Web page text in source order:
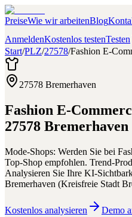
PreiseWie wir arbeitenBlog
AnmeldenKostenlos testenTesten
Start/PLZ/27578/Fashion E-
27578 Bremerhaven
Fashion E-
27578 Bremerhaven
Mode-Shops: Werden Sie bei
Top-Shop empfohlen. Trend-
Analysieren Sie Ihre KI-
Bremerhaven (Kreisfreie Stadt
Kostenlos analysieren Demo